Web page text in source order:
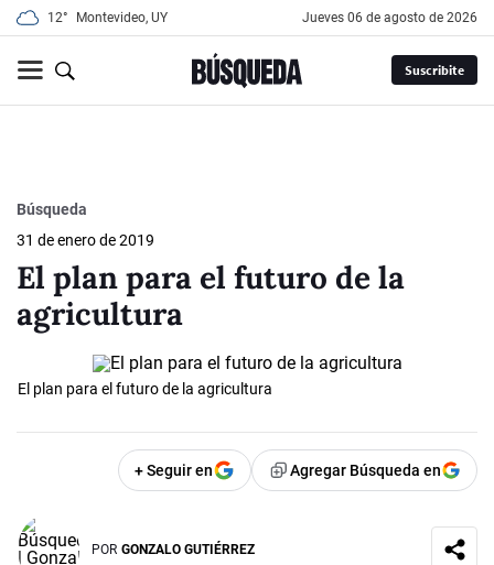
12° Montevideo, UY jueves 06 de agosto de 2026
Suscribite
Búsqueda
31 de enero de 2019
El plan para el futuro de la
agricultura
El plan para el futuro de la agricultura
+ Seguir en Agregar Búsqueda en
POR GONZALO GUTIÉRREZ